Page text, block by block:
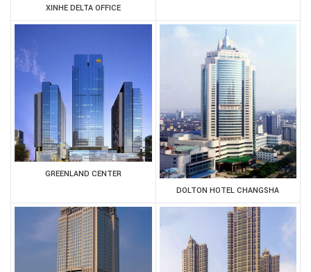
XINHE DELTA OFFICE
GREENLAND CENTER
DOLTON HOTEL CHANGSHA